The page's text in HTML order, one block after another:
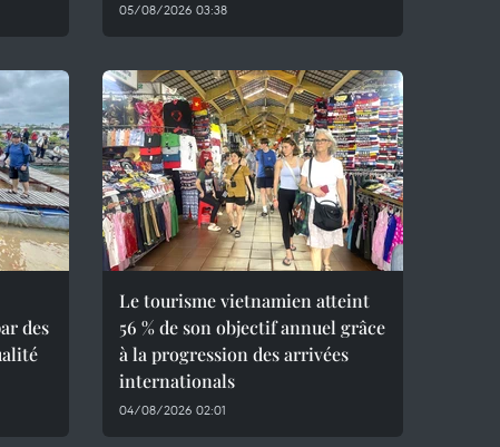
05/08/2026 03:38
des
Le tourisme vietnamien atteint
56 % de son objectif annuel grâce
à la progression des arrivées
internationals
04/08/2026 02:01